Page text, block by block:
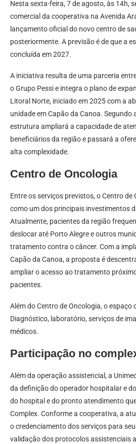
Nesta sexta-feira, 7 de agosto, às 14h,
comercial da cooperativa na Avenida
lançamento oficial do novo centro de
posteriormente. A previsão é de que a
concluída em 2027.
A iniciativa resulta de uma parceria
o Grupo Pessi e integra o plano de
Litoral Norte, iniciado em 2025 com a
unidade em Capão da Canoa. Segundo
estrutura ampliará a capacidade de
beneficiários da região e passará a
alta complexidade.
Centro de Oncologia
Entre os serviços previstos, o Centro
como um dos principais investimentos
Atualmente, pacientes da região
deslocar até Porto Alegre e outros
tratamento contra o câncer. Com a
Capão da Canoa, a proposta é
ampliar o acesso ao tratamento
pacientes.
Além do Centro de Oncologia, o espaço
Diagnóstico, laboratório, serviços de
médicos.
Participação no
Além da operação assistencial, a
da definição do operador hospitalar e
do hospital e do pronto atendimento
Complex. Conforme a cooperativa, a
o credenciamento dos serviços para
validação dos protocolos assistenciais